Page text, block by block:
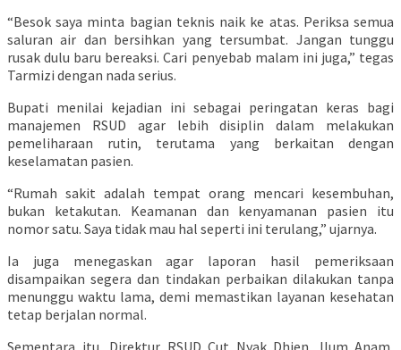
“Besok saya minta bagian teknis naik ke atas. Periksa semua
saluran air dan bersihkan yang tersumbat. Jangan tunggu
rusak dulu baru bereaksi. Cari penyebab malam ini juga,” tegas
Tarmizi dengan nada serius.
Bupati menilai kejadian ini sebagai peringatan keras bagi
manajemen RSUD agar lebih disiplin dalam melakukan
pemeliharaan rutin, terutama yang berkaitan dengan
keselamatan pasien.
“Rumah sakit adalah tempat orang mencari kesembuhan,
bukan ketakutan. Keamanan dan kenyamanan pasien itu
nomor satu. Saya tidak mau hal seperti ini terulang,” ujarnya.
Ia juga menegaskan agar laporan hasil pemeriksaan
disampaikan segera dan tindakan perbaikan dilakukan tanpa
menunggu waktu lama, demi memastikan layanan kesehatan
tetap berjalan normal.